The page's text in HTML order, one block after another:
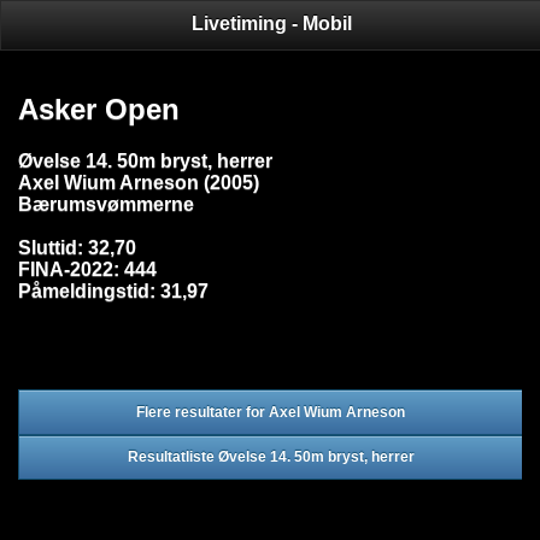
Livetiming - Mobil
Asker Open
Øvelse 14. 50m bryst, herrer
Axel Wium Arneson (2005)
Bærumsvømmerne
Sluttid: 32,70
FINA-2022: 444
Påmeldingstid: 31,97
Flere resultater for Axel Wium Arneson
Resultatliste Øvelse 14. 50m bryst, herrer